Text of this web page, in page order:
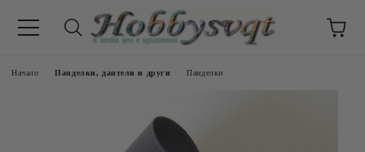
Начало Панделки, дантели и други Панделки